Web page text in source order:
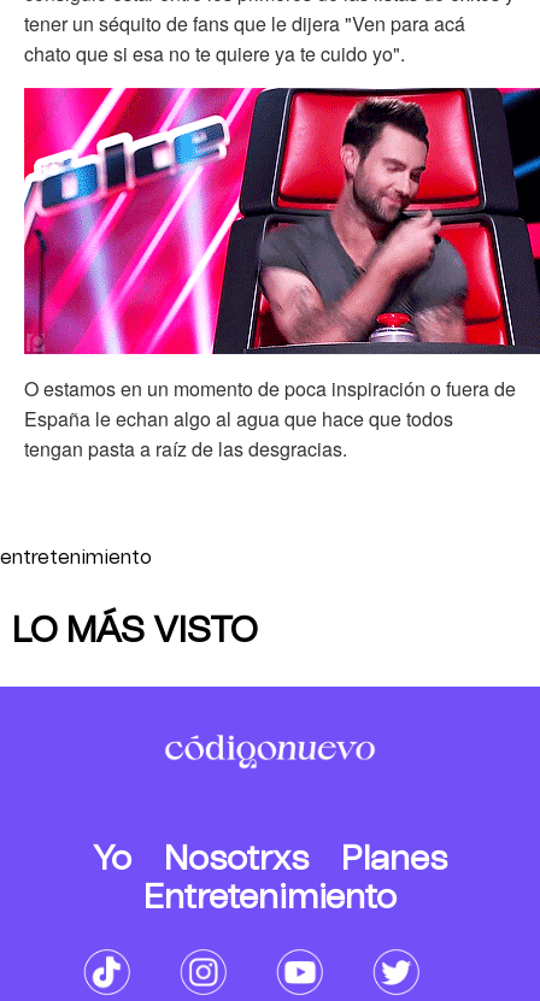
tener un séquito de fans que le dijera "Ven para acá
chato que si esa no te quiere ya te cuido yo".
O estamos en un momento de poca inspiración o fuera de
España le echan algo al agua que hace que todos
tengan pasta a raíz de las desgracias.
entretenimiento
LO MÁS VISTO
Yo Nosotrxs
Planes
Entretenimiento